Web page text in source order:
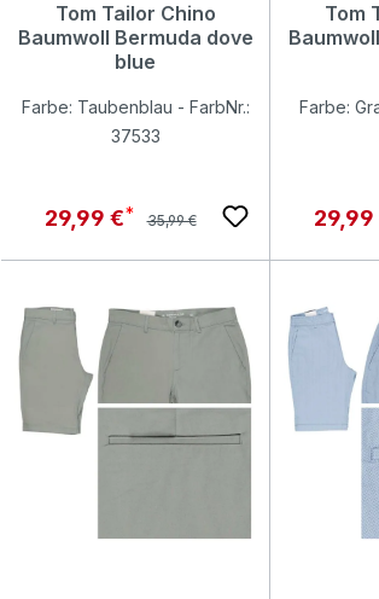
Tom Tailor Chino
Baumwoll Bermuda dove
blue
Farbe: Taubenblau - FarbNr.:
37533
Verkaufspreis:
29,99 € Regulärer Preis:
35,99 €
Tom
Farbe: